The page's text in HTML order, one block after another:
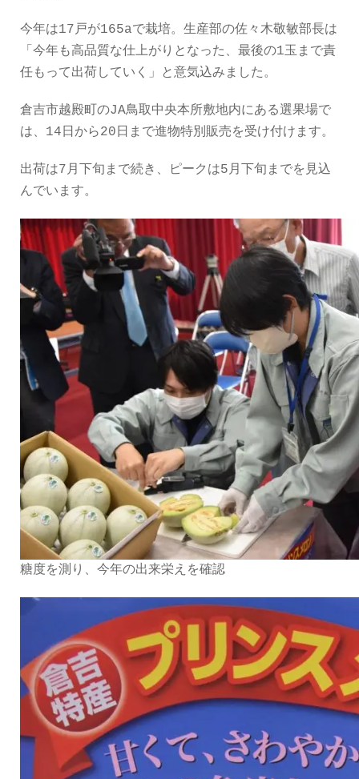
今年は17戸が165aで栽培。生産部の佐々木敬敏部長は
「今年も高品質な仕上がりとなった、最後の1玉まで責
任もって出荷していく」と意気込みました。
倉吉市越殿町のJA鳥取中央本所敷地内にある選果場で
は、14日から20日まで進物特別販売を受け付けます。
出荷は7月下旬まで続き、ピークは5月下旬までを見込
んでいます。
糖度を測り、今年の出来栄えを確認